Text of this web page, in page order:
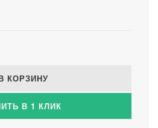
КОРЗИНУ
В 1 КЛИК